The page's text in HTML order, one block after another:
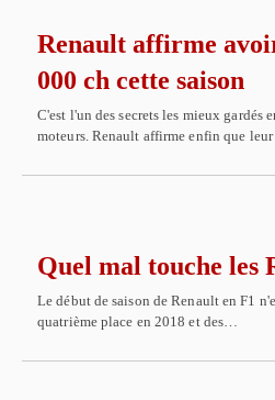
Renault affirme
000 ch cette saison
C'est l'un des secrets les mieux gardés
moteurs. Renault affirme enfin que leur
Quel mal touche les
Le début de saison de Renault en F1
quatrième place en 2018 et des…